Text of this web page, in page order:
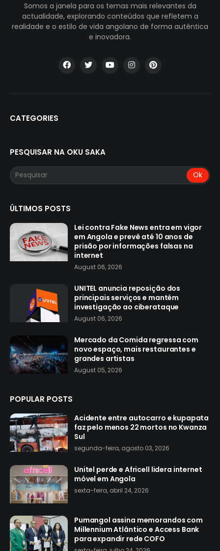
Somos a janela para os temas mais relevantes da
actualidade, explorando conteúdos que refletem a
realidade e o estilo de vida angolano de forma autêntica
e inovadora.
CATEGORIES
PESQUISAR NA OKU SAKA
ÚLTIMOS POSTS
Lei contra Fake News entra em vigor
em Angola e prevê até 10 anos de
prisão por informações falsas na
internet
August 06, 2026
UNITEL anuncia reposição dos
principais serviços e mantém
investigação ao ciberataque
August 06, 2026
Mercado da Comida regressa com
novo espaço, mais restaurantes e
grandes artistas
August 05, 2026
POPULAR POSTS
Acidente entre autocarro e kupapata
faz pelo menos 22 mortos no Kwanza
Sul
segunda-feira, agosto 03, 2026
Unitel perde e Africell lidera internet
móvel em Angola
sexta-feira, abril 24, 2026
Pumangol assina memorandos com
Millennium Atlântico e Access Bank
para expandir rede COFO